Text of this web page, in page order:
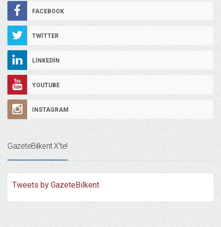
FACEBOOK
TWITTER
LINKEDIN
YOUTUBE
INSTAGRAM
GazeteBilkent X’te!
Tweets by GazeteBilkent